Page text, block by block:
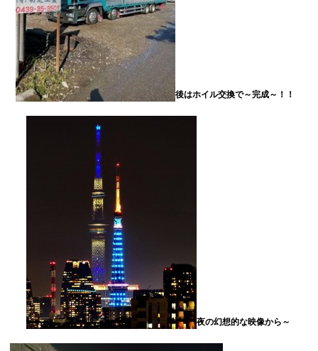
後はホイル交換で～完成～！！
夜の幻想的な映像から～